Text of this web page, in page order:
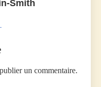
Smith
un commentaire.